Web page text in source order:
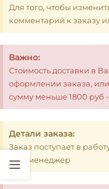
Для того, чтобы
комментарий к заказу
Важно:
Стоимость доставки в
оформлении заказа,
сумму меньше 1800 руб
Детали заказа:
Заказ поступает в
наш менеджер